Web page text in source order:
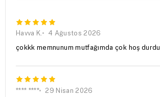
Havva K.
4 Ağustos 2026
çokkk memnunum mutfağımda çok hoş durdu
**** ****
29 Nisan 2026